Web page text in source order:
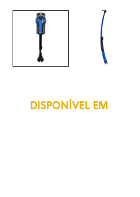
DISPONÍVEL EM